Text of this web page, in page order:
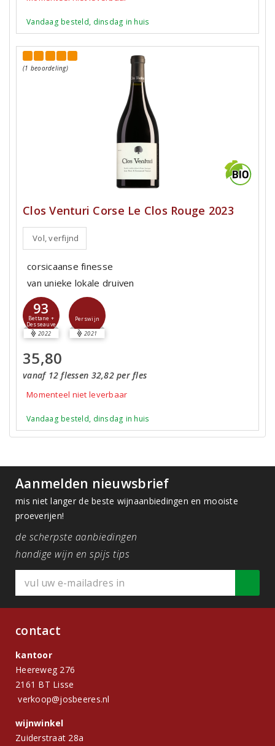
Vandaag besteld, dinsdag in huis
(1 beoordeling)
Clos Venturi Corse Le Clos Rouge 2023
Vol, verfijnd
corsicaanse finesse
van unieke lokale druiven
93
Bettane +
Desseauve
2022
Perswijn
2021
35,80
vanaf 12 flessen 32,82 per fles
Momenteel niet leverbaar
Vandaag besteld, dinsdag in huis
Aanmelden nieuwsbrief
mis niet langer de beste wijnaanbiedingen en mooiste
proeverijen!
de scherpste aanbiedingen
handige wijn en spijs tips
contact
kantoor
Heereweg 276
2161 BT Lisse
verkoop@josbeeres.nl
wijnwinkel
Zuiderstraat 28a